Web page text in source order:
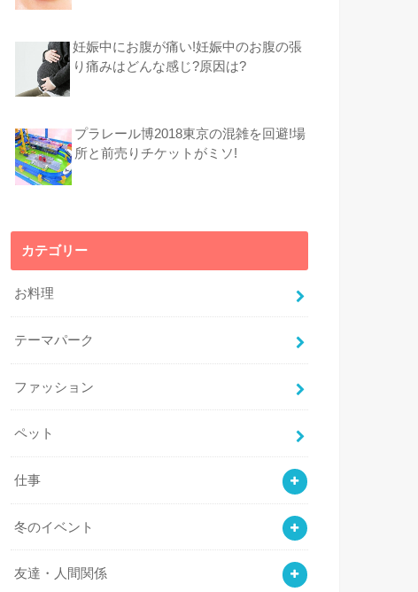
妊娠中にお腹が痛い!妊娠中のお腹の張
り痛みはどんな感じ?原因は?
プラレール博2018東京の混雑を回避!場
所と前売りチケットがミソ!
カテゴリー
お料理
テーマパーク
ファッション
ペット
仕事
冬のイベント
友達・人間関係